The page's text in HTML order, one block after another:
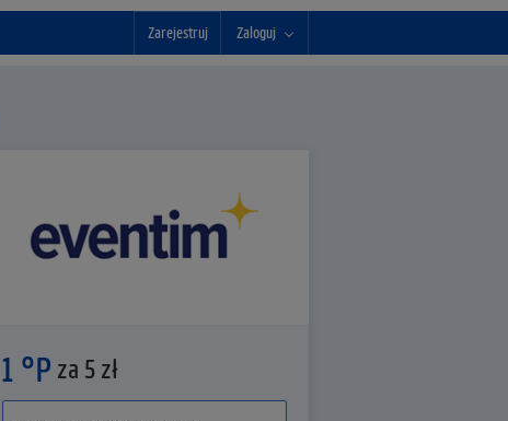
Zarejestruj Zaloguj
1 °P za 5 zł